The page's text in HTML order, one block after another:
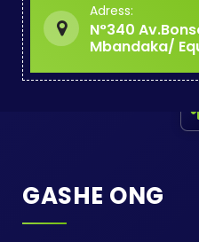
Adress:
N°340
Mbandaka/
GASHE ONG